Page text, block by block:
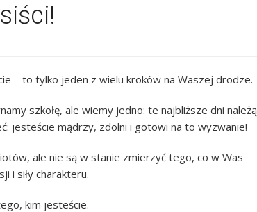
– to tylko jeden z wielu kroków na Waszej drodze.
szkołę, ale wiemy jedno: te najbliższe dni należą
jesteście mądrzy, zdolni i gotowi na to wyzwanie!
ale nie są w stanie zmierzyć tego, co w Was
i siły charakteru.
kim jesteście.